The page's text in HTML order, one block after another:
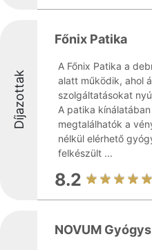
Díjazottak
Főnix Patika
A Főnix Patika a
alatt működik, ahol
szolgáltatásokat
A patika
megtalálhatók a
nélkül elérhető
felkészült ...
8.2
NOVUM